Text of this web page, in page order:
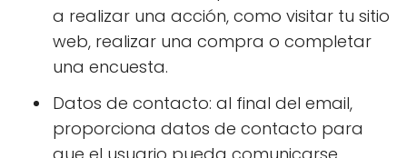
a realizar una acción, como visitar tu sitio
web, realizar una compra o completar
una encuesta.
Datos de contacto: al final del email,
proporciona datos de contacto para